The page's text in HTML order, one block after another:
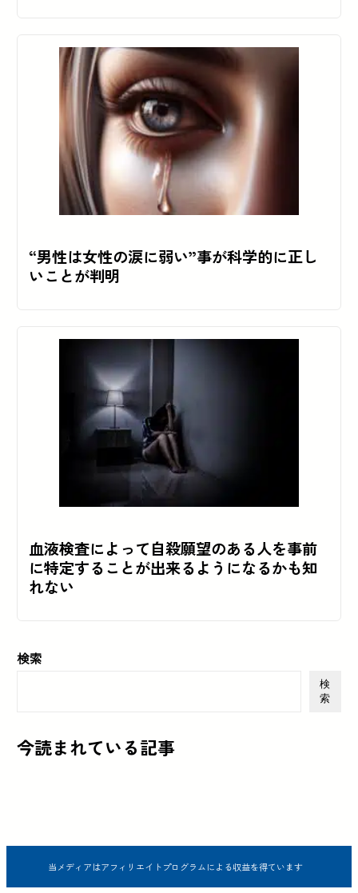
“男性は女性の涙に弱い”事が科学的に正し
いことが判明
血液検査によって自殺願望のある人を事前
に特定することが出来るようになるかも知
れない
検索
検
索
今読まれている記事
当メディアはアフィリエイトプログラムによる収益を得ています